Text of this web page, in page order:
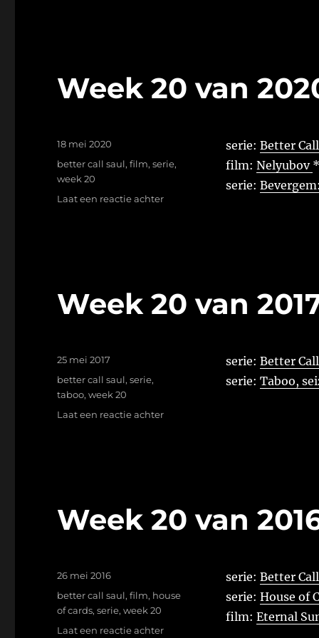
Week 20 van
serie: Better
film: Nelyubov
serie:
Geplaatst
op
18 mei 2020
Tags
better call saul,film,serie,
week 20
Laat een reactie achterop
Week 20 van
serie: Better
serie: Taboo,
Geplaatst
op
25 mei 2017
Tags
better call saul,serie,
taboo,week 20
Laat een reactie achterop
Week 20 van
serie: Better
serie: House of
film: Eternal
Geplaatst
op
26 mei 2016
Tags
better call saul,film, house
of cards,serie,week 20
Laat een reactie achterop